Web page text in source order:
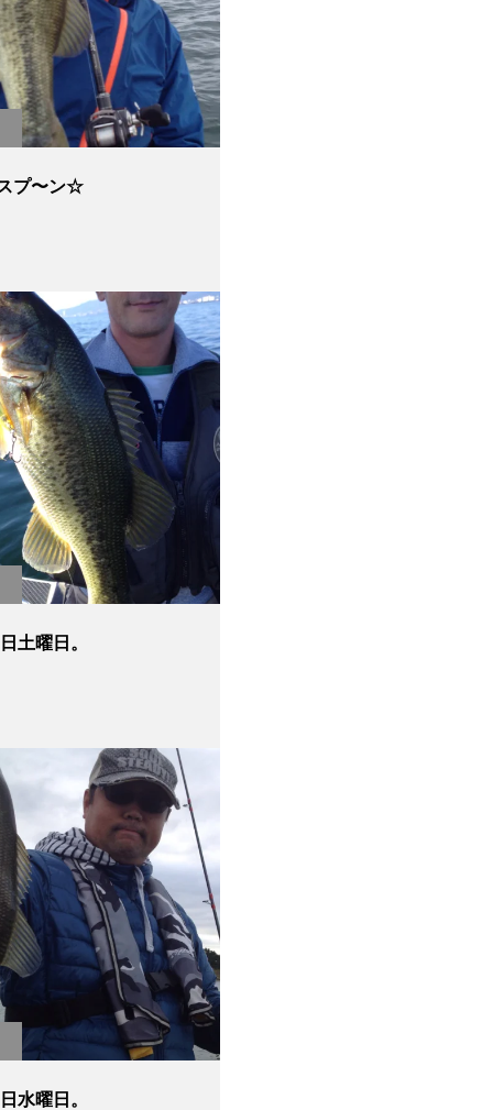
プ〜ン☆
土曜日。
水曜日。